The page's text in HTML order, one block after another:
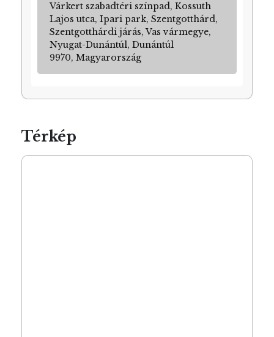
Várkert szabadtéri színpad, Kossuth
Lajos utca, Ipari park, Szentgotthárd,
Szentgotthárdi járás, Vas vármegye,
Nyugat-Dunántúl, Dunántúl
9970, Magyarország
Térkép